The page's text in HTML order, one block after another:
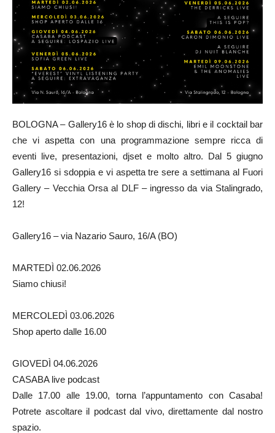
BOLOGNA – Gallery16 è lo shop di dischi, libri e il cocktail bar
che vi aspetta con una programmazione sempre ricca di
eventi live, presentazioni, djset e molto altro. Dal 5 giugno
Gallery16 si sdoppia e vi aspetta tre sere a settimana al Fuori
Gallery – Vecchia Orsa al DLF – ingresso da via Stalingrado,
12!
Gallery16 – via Nazario Sauro, 16/A (BO)
MARTEDÌ 02.06.2026
Siamo chiusi!
MERCOLEDÌ 03.06.2026
Shop aperto dalle 16.00
GIOVEDÌ 04.06.2026
CASABA live podcast
Dalle 17.00 alle 19.00, torna l’appuntamento con Casaba!
Potrete ascoltare il podcast dal vivo, direttamente dal nostro
spazio.